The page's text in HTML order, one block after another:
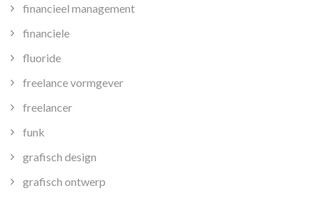
financieel management
financiele
fluoride
freelance vormgever
freelancer
funk
grafisch design
grafisch ontwerp